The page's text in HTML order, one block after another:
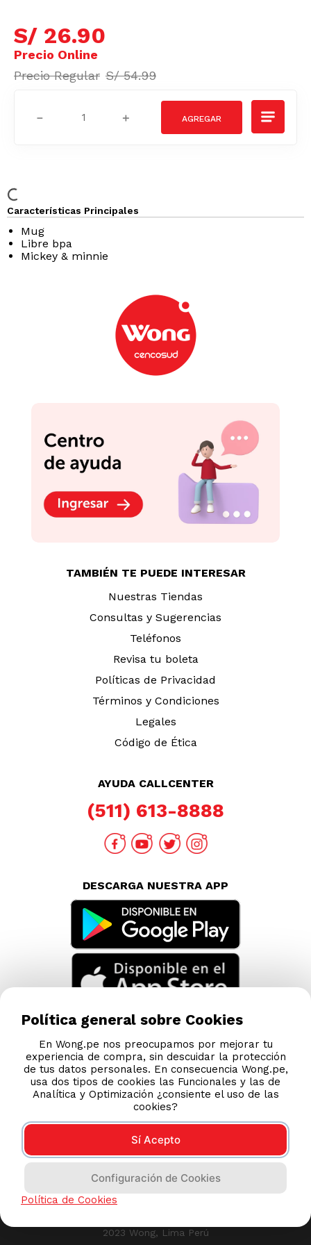
S/ 26.90
S/ 54.99
＋
－
Características Principales
Mug
Libre bpa
Mickey & minnie
TAMBIÉN TE PUEDE INTERESAR
Nuestras Tiendas
Consultas y Sugerencias
Teléfonos
Revisa tu boleta
Políticas de Privacidad
Términos y Condiciones
Legales
Código de Ética
AYUDA CALLCENTER
(511) 613-8888
DESCARGA NUESTRA APP
Esta tienda usa Niubiz para realizar transacciones
2023 Wong, Lima Perú
Política general sobre Cookies
En Wong.pe nos preocupamos por mejorar tu
experiencia de compra, sin descuidar la protección
de tus datos personales. En consecuencia Wong.pe,
usa dos tipos de cookies las Funcionales y las de
Analítica y Optimización ¿consiente el uso de las
cookies?
Sí Acepto
Configuración de Cookies
Política de Cookies